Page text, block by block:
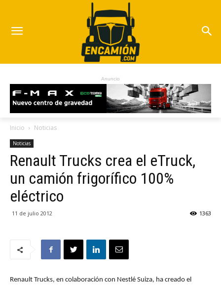
Anuncio
Inicio Noticias
Noticias
Renault Trucks crea el eTruck,
un camión frigorífico 100%
eléctrico
11 de julio 2012 1363
Renault Trucks, en colaboración con Nestlé Suiza, ha creado el